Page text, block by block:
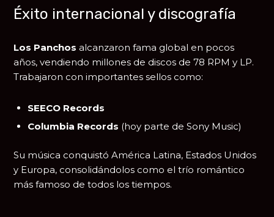
Éxito internacional y discografía
Los Panchos alcanzaron fama global en pocos
años, vendiendo millones de discos de 78 RPM y LP.
Trabajaron con importantes sellos como:
SEECO Records
Columbia Records (hoy parte de Sony Music)
Su música conquistó América Latina, Estados Unidos
y Europa, consolidándolos como el trío romántico
más famoso de todos los tiempos.